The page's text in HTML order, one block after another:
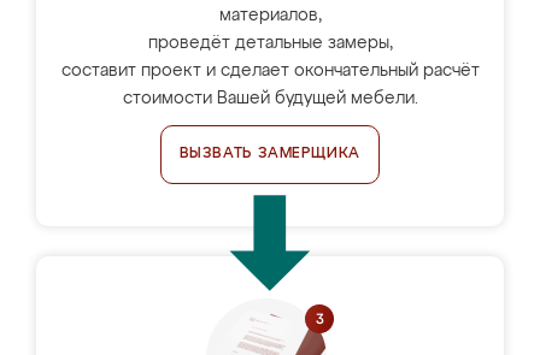
материалов,
проведёт детальные замеры,
составит проект и сделает окончательный расчёт
стоимости Вашей будущей мебели.
ВЫЗВАТЬ ЗАМЕРЩИКА